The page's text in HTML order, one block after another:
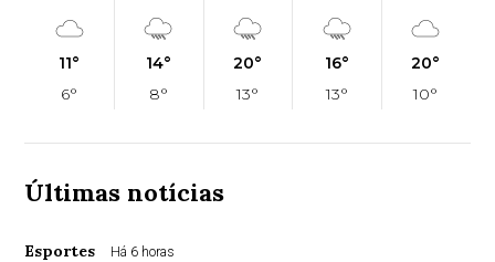
11°
6°
14°
8°
20°
13°
16°
13°
20°
10°
Últimas notícias
Esportes Há 6 horas